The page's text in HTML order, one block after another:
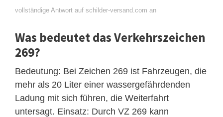
vollständige Antwort auf schilder-versand.com an
Was bedeutet das Verkehrszeichen
269?
Bedeutung: Bei Zeichen 269 ist Fahrzeugen, die
mehr als 20 Liter einer wassergefährdenden
Ladung mit sich führen, die Weiterfahrt
untersagt. Einsatz: Durch VZ 269 kann